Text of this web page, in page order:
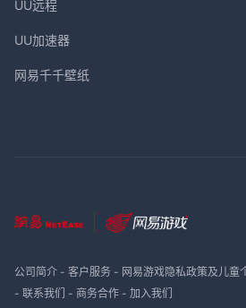
UU远程
UU加速器
网易千千壁纸
公司简介- 客户服务- 网易游戏隐私政策及儿童
- 联系我们 - 商务合作- 加入我们